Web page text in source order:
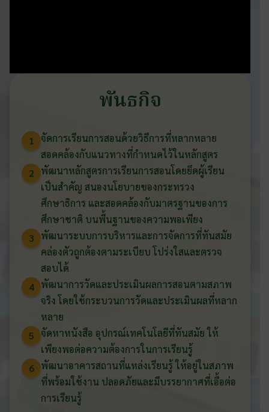
พันธกิจ
1 จัดการเรียนการสอนด้วยวิธีการที่หลากหลาย
สอดคล้องกับแนวทางที่กำหนดไว้ในหลักสูตร
2
พัฒนาหลักสูตรการเรียนการสอนโดยยึดผู้เรียน
เป็นสำคัญ สนองนโยบายของกระทรวง
ศึกษาธิการ และสอดคล้องกับมาตรฐานของการ
ศึกษาชาติ บนพื้นฐานของความพอเพียง
3
พัฒนาระบบการบริหารและการจัดการที่ทันสมัย
คล่องตัวถูกต้องตามระเบียบ โปร่งใสและตรวจ
สอบได้
4 พัฒนาการวัดและประเมินผลการสอนตามสภาพ
จริง โดยใช้กระบวนการวัดและประเมินผลที่หลาก
หลาย
5 จัดหาหนังสือ อุปกรณ์เทคโนโลยีที่ทันสมัย ให้
เพียงพอต่อความต้องการในการเรียนรู้
6 พัฒนาอาคารสถานที่แหล่งเรียนรู้ ให้อยู่ในสภาพ
ที่พร้อมใช้งาน ปลอดภัยและมีบรรยากาศที่เอื้อต่อ
การเรียนรู้